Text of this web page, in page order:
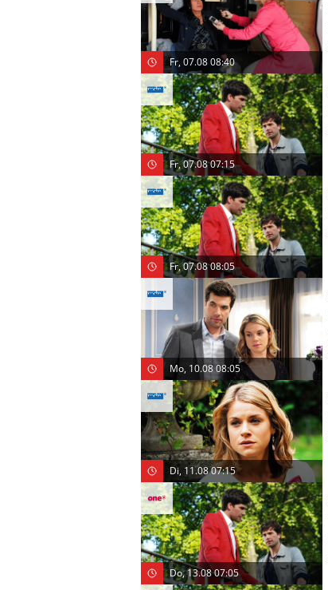
Fr, 07.08 08:40
Fr, 07.08 07:15
Fr, 07.08 08:05
Mo, 10.08 08:05
Di, 11.08 07:15
Do, 13.08 07:05